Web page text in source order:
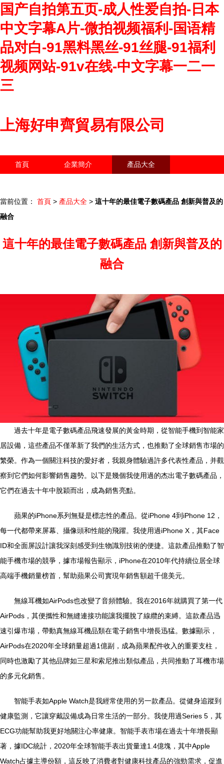
国产自拍第五页-成人性爱自拍-日本
中文字幕A片-微拍视频福利-国语精
品对白-91黑料黑丝-91丝腿-91福利
视频网站-91v在线-中文字幕一二一
三
上海好申齊貿易有限公司
首頁 企業簡介 產品大全
當前位置： 首頁 > 產品大全 > 這十年的最佳電子數碼產品 創新與普及的
融合
這十年的最佳電子數碼產品 創新與普及的
融合
過去十年是電子數碼產品飛速發展的黃金時期，從智能手機到智能家
居設備，這些產品不僅革新了我們的生活方式，也推動了全球銷售市場的
繁榮。作為一個關注科技的愛好者，我親身體驗過許多代表性產品，并觀
察到它們如何影響銷售趨勢。以下是幾個我使用過的杰出電子數碼產品，
它們在過去十年中脫穎而出，成為銷售亮點。
蘋果的iPhone系列無疑是標志性的產品。從iPhone 4到iPhone 12，
每一代都帶來屏幕、攝像頭和性能的飛躍。我使用過iPhone X，其Face
ID和全面屏設計讓我深刻感受到生物識別技術的便捷。這款產品推動了智
能手機市場的競爭，據市場報告顯示，iPhone在2010年代持續位居全球
高端手機銷量榜首，幫助蘋果公司實現年銷售額超千億美元。
無線耳機如AirPods也改變了音頻體驗。我在2016年就購買了第一代
AirPods，其便攜性和無縫連接功能讓我擺脫了線纜的束縛。這款產品迅
速引爆市場，帶動真無線耳機品類在電子銷售中增長迅猛。數據顯示，
AirPods在2020年全球銷量超過1億副，成為蘋果配件收入的重要支柱，
同時也激勵了其他品牌如三星和索尼推出類似產品，共同推動了耳機市場
的多元化銷售。
智能手表如Apple Watch是我經常使用的另一款產品。從健身追蹤到
健康監測，它讓穿戴設備成為日常生活的一部分。我使用過Series 5，其
ECG功能幫助我更好地關注心率健康。智能手表市場在過去十年增長顯
著，據IDC統計，2020年全球智能手表出貨量達1.4億塊，其中Apple
Watch占據主導份額，這反映了消費者對健康科技產品的強勁需求，促進